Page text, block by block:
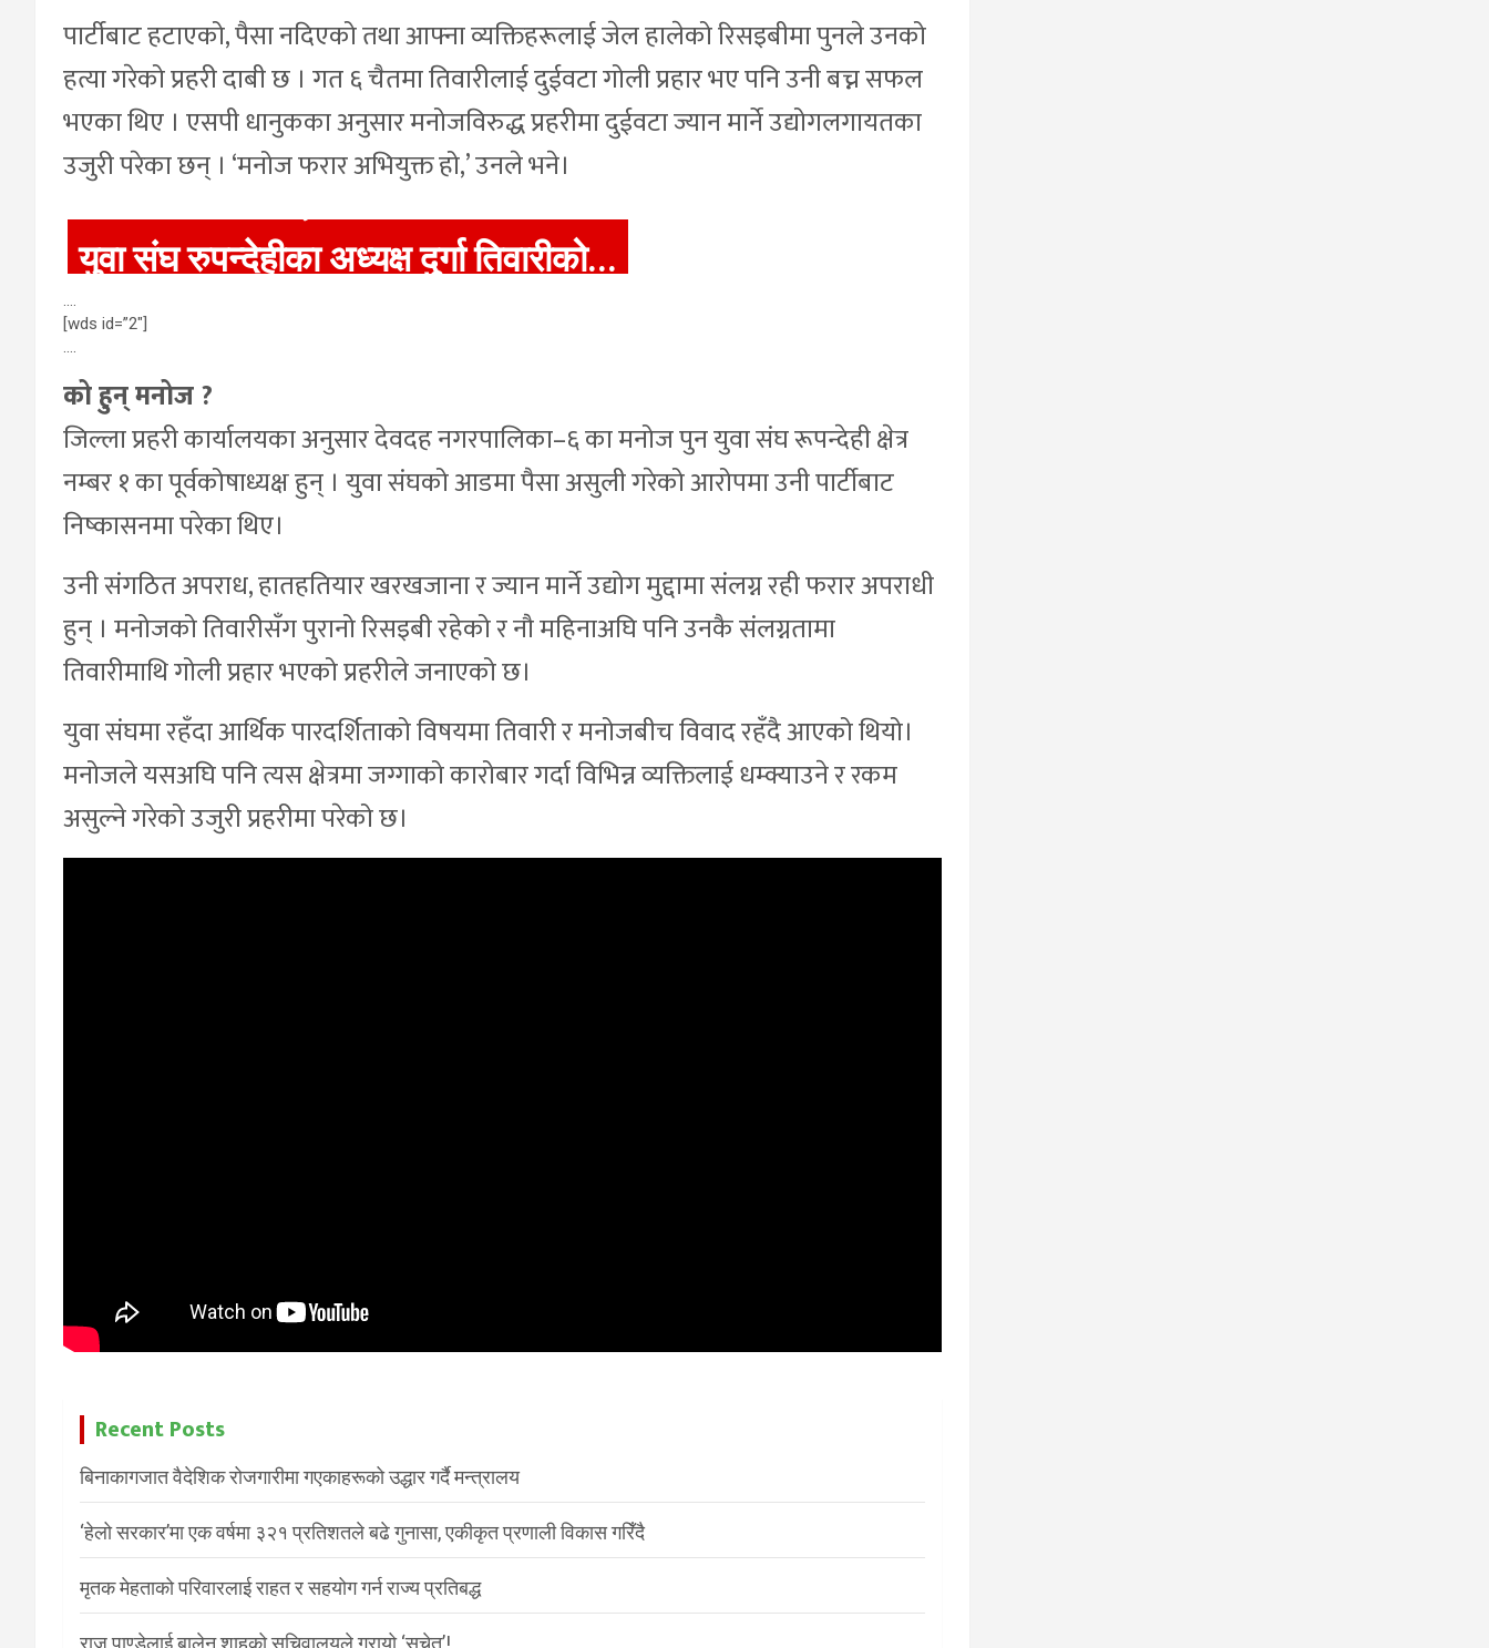
पार्टीबाट हटाएको, पैसा नदिएको तथा आफ्ना व्यक्तिहरूलाई जेल हालेको रिसइबीमा पुनले उनको
हत्या गरेको प्रहरी दाबी छ । गत ६ चैतमा तिवारीलाई दुईवटा गोली प्रहार भए पनि उनी बच्न सफल
भएका थिए । एसपी धानुकका अनुसार मनोजविरुद्ध प्रहरीमा दुईवटा ज्यान मार्ने उद्योगलगायतका
उजुरी परेका छन् । ‘मनोज फरार अभियुक्त हो,’ उनले भने।
यसकारण हत्या भएको थियो -
….
[wds id=”2″]
….
को हुन् मनोज ?
जिल्ला प्रहरी कार्यालयका अनुसार देवदह नगरपालिका–६ का मनोज पुन युवा संघ रूपन्देही क्षेत्र
नम्बर १ का पूर्वकोषाध्यक्ष हुन् । युवा संघको आडमा पैसा असुली गरेको आरोपमा उनी पार्टीबाट
निष्कासनमा परेका थिए।
उनी संगठित अपराध, हातहतियार खरखजाना र ज्यान मार्ने उद्योग मुद्दामा संलग्न रही फरार अपराधी
हुन् । मनोजको तिवारीसँग पुरानो रिसइबी रहेको र नौ महिनाअघि पनि उनकै संलग्नतामा
तिवारीमाथि गोली प्रहार भएको प्रहरीले जनाएको छ।
युवा संघमा रहँदा आर्थिक पारदर्शिताको विषयमा तिवारी र मनोजबीच विवाद रहँदै आएको थियो।
मनोजले यसअघि पनि त्यस क्षेत्रमा जग्गाको कारोबार गर्दा विभिन्न व्यक्तिलाई धम्क्याउने र रकम
असुल्ने गरेको उजुरी प्रहरीमा परेको छ।
Recent Posts
बिनाकागजात वैदेशिक रोजगारीमा गएकाहरूको उद्धार गर्दै मन्त्रालय
‘हेलो सरकार’मा एक वर्षमा ३२१ प्रतिशतले बढे गुनासा, एकीकृत प्रणाली विकास गरिँदै
मृतक मेहताको परिवारलाई राहत र सहयोग गर्न राज्य प्रतिबद्ध
राजु पाण्डेलाई बालेन शाहको सचिवालयले गरायो ‘सचेत’!